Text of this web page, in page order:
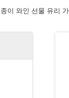
이 와인 선물 유리